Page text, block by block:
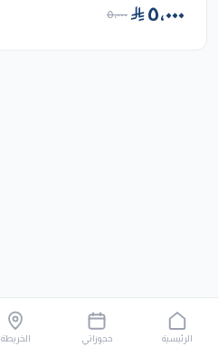
٥٬٠٠٠ ٥٬٠٠٠
الرئيسية حجوزاتي الخريطة